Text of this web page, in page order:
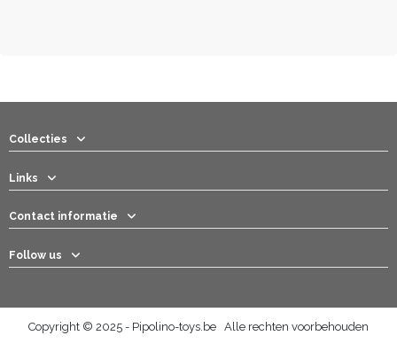
Collecties
Links
Contact informatie
Follow us
Copyright © 2025 - Pipolino-toys.be Alle rechten voorbehouden